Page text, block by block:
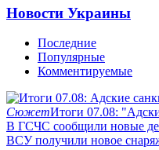
Новости Украины
Последние
Популярные
Комментируемые
СюжетИтоги 07.08:
В ГСЧС сообщили новые
ВСУ получили новое